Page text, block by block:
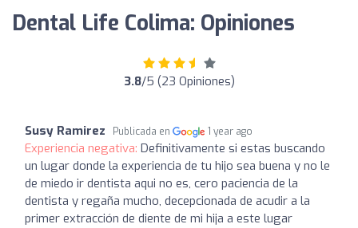
Dental Life Colima: Opiniones
3.8/5 (23 Opiniones)
Susy Ramirez Publicada en 1 year ago
Experiencia negativa: Definitivamente si estas buscando
un lugar donde la experiencia de tu hijo sea buena y no le
de miedo ir dentista aqui no es, cero paciencia de la
dentista y regaña mucho, decepcionada de acudir a la
primer extracción de diente de mi hija a este lugar